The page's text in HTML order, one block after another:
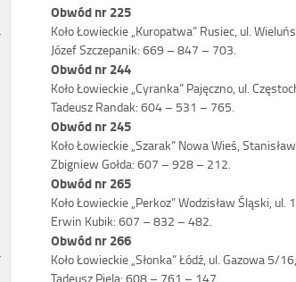
Obwód nr 225
Koło Łowieckie „Kuropatwa” Rusiec, ul.
Józef Szczepanik: 669 – 847 – 703.
Obwód nr 244
Koło Łowieckie „Cyranka” Pajęczno, ul.
Tadeusz Randak: 604 – 531 – 765.
Obwód nr 245
Koło Łowieckie „Szarak” Nowa Wieś,
Zbigniew Gołda: 607 – 928 – 212.
Obwód nr 265
Koło Łowieckie „Perkoz” Wodzisław Śląski,
Erwin Kubik: 607 – 832 – 482.
Obwód nr 266
Koło Łowieckie „Słonka” Łódź, ul. Gazowa 5/
Tadeusz Piela: 608 – 761 – 147.